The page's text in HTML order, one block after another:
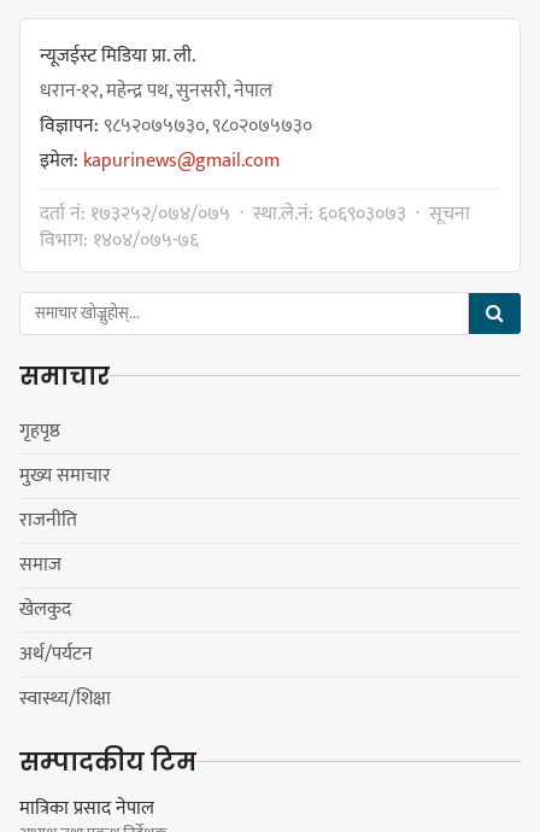
हर्क साम्पाङको क्युआरटी विघटन गर्ने
विज्ञप्ती
डिपो बास्केटबलको फाइनलमा प्रभात र
पाराडाइज भिड्ने
हिमालयन मेघा,हिमशिखर, पाराडाइज र
जनालाई विद्वत सम्मान
न्यूजईस्ट मिडिया प्रा. ली.
धरान-१२, महेन्द्र पथ, सुनसरी, नेपाल
विज्ञापन:९८५२०७५७३०, ९८०२०७५७३०
इमेल: kapurinews@gmail.com
दर्ता नं: १७३२५२/०७४/०७५ · स्था.ले.नं: ६०६९०३०७३ · सूचना
विभाग: १४०४/०७५-७६
समाचार
गृहपृष्ठ
मुख्य समाचार
राजनीति
समाज
खेलकुद
अर्थ/पर्यटन
स्वास्थ्य/शिक्षा
सम्पादकीय टिम
मात्रिका प्रसाद नेपाल